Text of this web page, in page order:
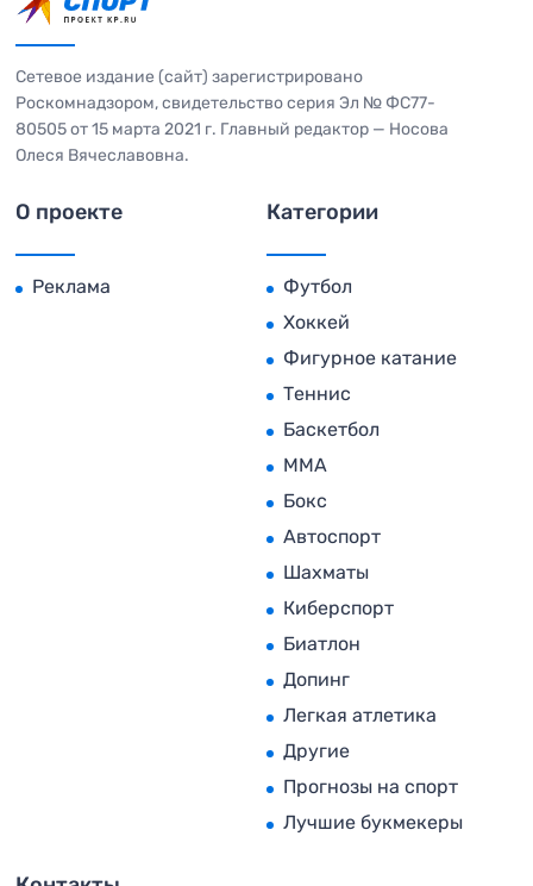
Сетевое издание (сайт) зарегистрировано
Роскомнадзором, свидетельство серия Эл № ФС77-
80505 от 15 марта 2021 г. Главный редактор — Носова
Олеся Вячеславовна.
О проекте
Реклама
Категории
Футбол
Хоккей
Фигурное катание
Теннис
Баскетбол
MMA
Бокс
Автоспорт
Шахматы
Киберспорт
Биатлон
Допинг
Легкая атлетика
Другие
Прогнозы на спорт
Лучшие букмекеры